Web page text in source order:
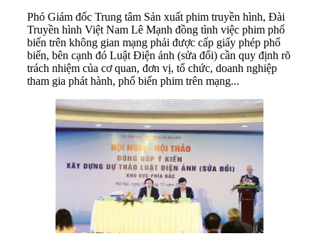
Phó Giám đốc Trung tâm Sản xuất phim truyền hình, Đài
Truyền hình Việt Nam Lê Mạnh đồng tình việc phim phổ
biến trên không gian mạng phải được cấp giấy phép phổ
biến, bên cạnh đó Luật Điện ảnh (sửa đổi) cần quy định rõ
trách nhiệm của cơ quan, đơn vị, tổ chức, doanh nghiệp
tham gia phát hành, phổ biến phim trên mạng...